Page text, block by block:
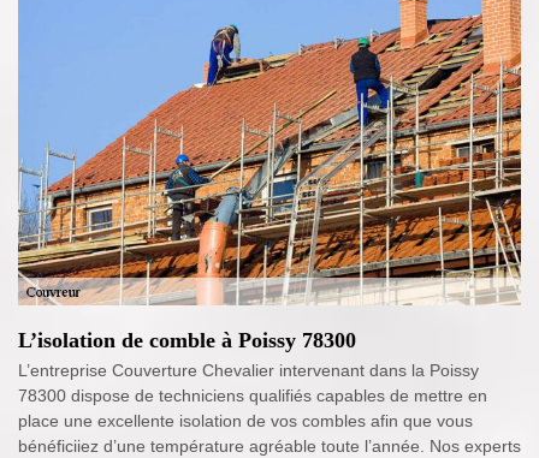
L’isolation de comble à Poissy 78300
L’entreprise Couverture Chevalier intervenant dans la Poissy
78300 dispose de techniciens qualifiés capables de mettre en
place une excellente isolation de vos combles afin que vous
bénéficiiez d’une température agréable toute l’année. Nos experts